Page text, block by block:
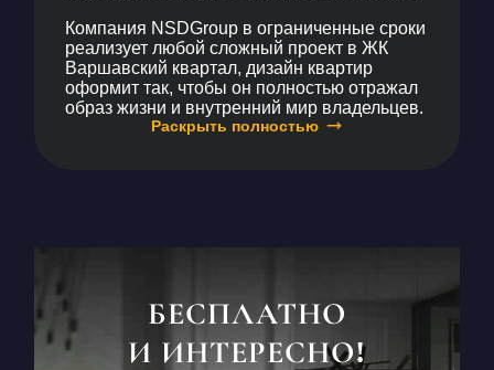
Компания NSDGroup в ограниченные сроки
реализует любой сложный проект в ЖК
Варшавский квартал, дизайн квартир
оформит так, чтобы он полностью отражал
образ жизни и внутренний мир владельцев.
Раскрыть полностью
БЕСПЛАТНО
И ИНТЕРЕСНО!